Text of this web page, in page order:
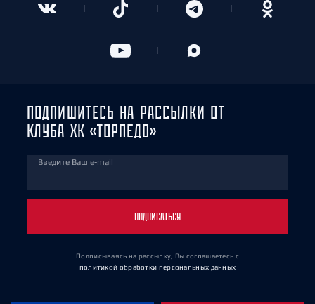
ПОДПИШИТЕСЬ НА РАССЫЛКИ ОТ
КЛУБА ХК «ТОРПЕДО»
Введите Ваш e-mail
ПОДПИСАТЬСЯ
Подписываясь на рассылку, Вы соглашаетесь с
политикой обработки персональных данных